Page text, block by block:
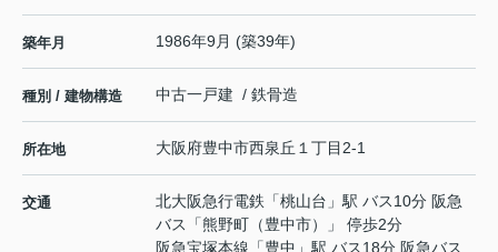
築年月 1986年9月 (築39年)
種別 / 建物構造 中古一戸建 / 鉄骨造
所在地 大阪府豊中市西泉丘 １丁目2-1
交通 北大阪急行電鉄 「桃山台 」駅 バス10分 阪急
バス「熊野町（豊中市）」 停歩2分
阪急宝塚本線 「豊中 」駅 バス18分 阪急バス